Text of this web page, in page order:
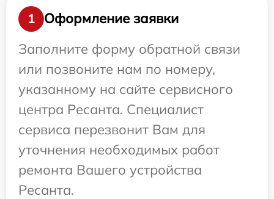
1
Оформление заявки
Заполните форму обратной связи
или позвоните нам по номеру,
указанному на сайте сервисного
центра Ресанта. Специалист
сервиса перезвонит Вам для
уточнения необходимых работ
ремонта Вашего устройства
Ресанта.